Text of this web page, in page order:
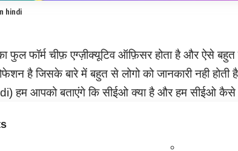
hindi
फुल फॉर्म चीफ़ एग्ज़ीक्यूटिव ऑफ़िसर होता है और ऐसे
है जिसके बारे में बहुत से लोगो को जानकारी नही
हम आपको बताएंगे कि सीईओ क्या है और हम सीईओ